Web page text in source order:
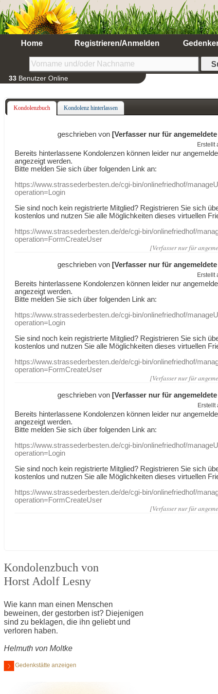
Home Registrieren/Anmelden
33 Benutzer Online
Kondolenzbuch Kondolenz hinterlassen
geschrieben von [Verfasser nur für
Erstellt
Bereits hinterlassene Kondolenzen können leider nur
angezeigt werden.
Bitte melden Sie sich über folgenden Link an:
https://www.strassederbesten.de/cgi-bin/onlinefriedhof/
operation=Login
Sie sind noch kein registrierte Mitglied? Registrieren Sie sich
kostenlos und nutzen Sie alle Möglichkeiten dieses virtuellen
https://www.strassederbesten.de/de/cgi-bin/onlinefriedhof/
operation=FormCreateUser
[Verfasser nur für
geschrieben von [Verfasser nur für
Erstellt
Bereits hinterlassene Kondolenzen können leider nur
angezeigt werden.
Bitte melden Sie sich über folgenden Link an:
https://www.strassederbesten.de/cgi-bin/onlinefriedhof/
operation=Login
Sie sind noch kein registrierte Mitglied? Registrieren Sie sich
kostenlos und nutzen Sie alle Möglichkeiten dieses virtuellen
https://www.strassederbesten.de/de/cgi-bin/onlinefriedhof/
operation=FormCreateUser
[Verfasser nur für
geschrieben von [Verfasser nur für
Erstellt
Bereits hinterlassene Kondolenzen können leider nur
angezeigt werden.
Bitte melden Sie sich über folgenden Link an:
https://www.strassederbesten.de/cgi-bin/onlinefriedhof/
operation=Login
Sie sind noch kein registrierte Mitglied? Registrieren Sie sich
kostenlos und nutzen Sie alle Möglichkeiten dieses virtuellen
https://www.strassederbesten.de/de/cgi-bin/onlinefriedhof/
operation=FormCreateUser
[Verfasser nur für
Kondolenzbuch von
Horst Adolf Lesny
Wie kann man einen Menschen
beweinen, der gestorben ist? Diejenigen
sind zu beklagen, die ihn geliebt und
verloren haben.
Helmuth von Moltke
Gedenkstätte anzeigen